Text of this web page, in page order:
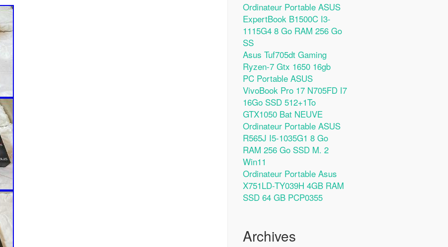
Ordinateur Portable ASUS
ExpertBook B1500C I3-
1115G4 8 Go RAM 256 Go
SS
Asus Tuf705dt Gaming
Ryzen-7 Gtx 1650 16gb
PC Portable ASUS
VivoBook Pro 17 N705FD I7
16Go SSD 512+1To
GTX1050 Bat NEUVE
Ordinateur Portable ASUS
R565J I5-1035G1 8 Go
RAM 256 Go SSD M. 2
Win11
Ordinateur Portable Asus
X751LD-TY039H 4GB RAM
SSD 64 GB PCP0355
Archives